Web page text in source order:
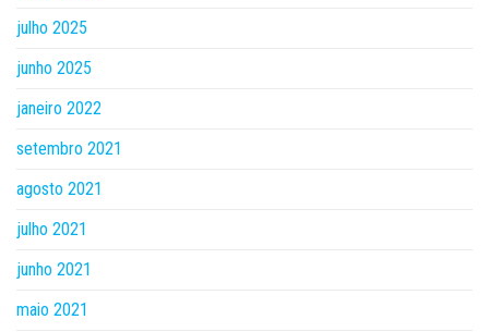
julho 2025
junho 2025
janeiro 2022
setembro 2021
agosto 2021
julho 2021
junho 2021
maio 2021